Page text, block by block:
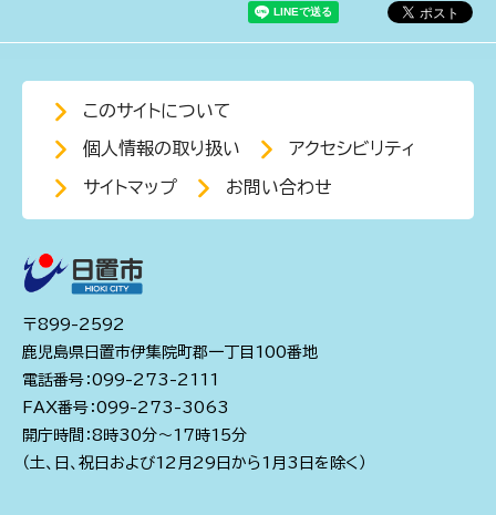
このサイトについて
個人情報の取り扱い アクセシビリティ
サイトマップ お問い合わせ
〒899-2592
鹿児島県日置市伊集院町郡一丁目100番地
電話番号：099-273-2111
FAX番号：099-273-3063
開庁時間：8時30分～17時15分
（土、日、祝日および12月29日から1月3日を除く）